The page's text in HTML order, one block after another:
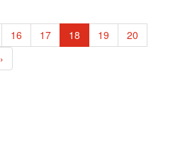
16 17 18 19
20
›